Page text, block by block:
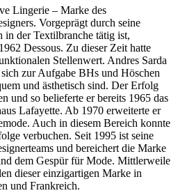
Lingerie – Marke des
Vorgeprägt durch seine
in der Textilbranche tätig ist,
Dessous. Zu dieser Zeit hatte
Stellenwert. Andres Sarda
zur Aufgabe BHs und Höschen
und ästhetisch sind. Der Erfolg
und so belieferte er bereits 1965 das
Lafayette. Ab 1970 erweiterte er
Auch in diesem Bereich konnte
verbuchen. Seit 1995 ist seine
und bereichert die Marke
dem Gespür für Mode. Mittlerweile
dieser einzigartigen Marke in
und Frankreich.